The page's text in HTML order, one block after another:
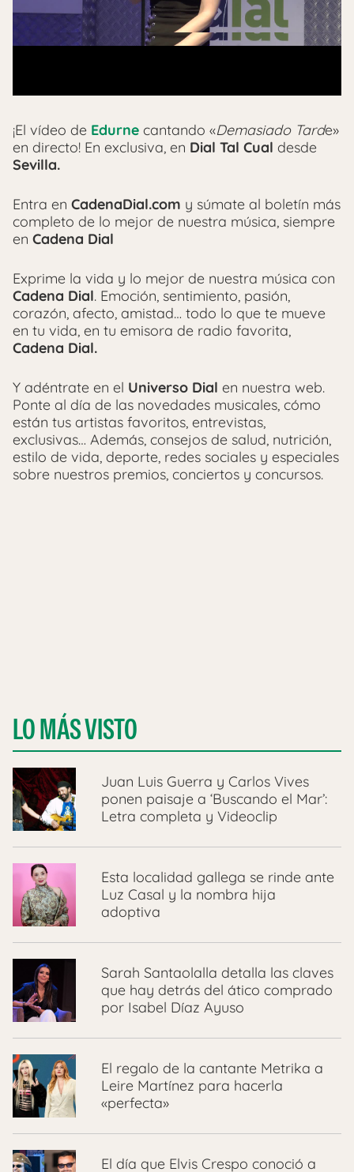
¡El vídeo de Edurne cantando «Demasiado Tarde»
en directo! En exclusiva, en Dial Tal Cual desde
Sevilla.
Entra en CadenaDial.com y súmate al boletín más
completo de lo mejor de nuestra música, siempre
en Cadena Dial
Exprime la vida y lo mejor de nuestra música con
Cadena Dial. Emoción, sentimiento, pasión,
corazón, afecto, amistad… todo lo que te mueve
en tu vida, en tu emisora de radio favorita,
Cadena Dial.
Y adéntrate en el Universo Dial en nuestra web.
Ponte al día de las novedades musicales, cómo
están tus artistas favoritos, entrevistas,
exclusivas… Además, consejos de salud, nutrición,
estilo de vida, deporte, redes sociales y especiales
sobre nuestros premios, conciertos y concursos.
LO MÁS VISTO
Juan Luis Guerra y Carlos Vives
ponen paisaje a ‘Buscando el Mar’:
Letra completa y Videoclip
Esta localidad gallega se rinde ante
Luz Casal y la nombra hija
adoptiva
Sarah Santaolalla detalla las claves
que hay detrás del ático comprado
por Isabel Díaz Ayuso
El regalo de la cantante Metrika a
Leire Martínez para hacerla
«perfecta»
El día que Elvis Crespo conoció a